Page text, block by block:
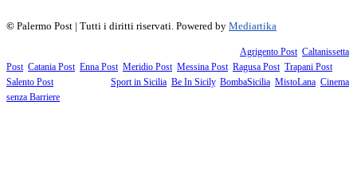
© Palermo Post | Tutti i diritti riservati. Powered by Mediartika
Agrigento Post Caltanissetta
Post Catania Post Enna Post Meridio Post Messina Post Ragusa Post Trapani Post
Salento Post
Sport in Sicilia Be In Sicily, BombaSicilia MistoLana Cinema
senza Barriere